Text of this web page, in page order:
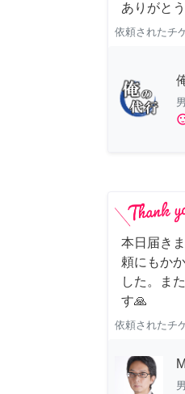
ありがと
依頼されたチ
本日届き
頼にもか
した。ま
す🙏
依頼されたチ